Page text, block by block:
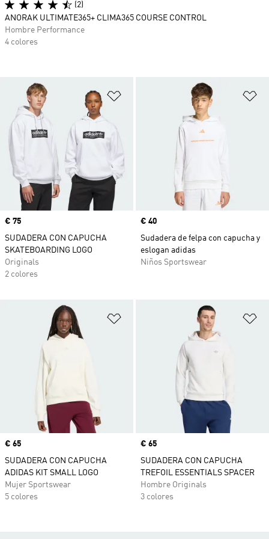
Añadir a la lista de deseos
Precio
€ 75
SUDADERA CON CAPUCHA
SKATEBOARDING LOGO
Originals
2 colores
Precio
€ 40
Sudadera de felpa con capucha y
eslogan adidas
Niños Sportswear
Añadir a la lista de deseos
Precio
€ 65
SUDADERA CON CAPUCHA
ADIDAS KIT SMALL LOGO
Mujer Sportswear
5 colores
Precio
€ 65
SUDADERA CON CAPUCHA
TREFOIL ESSENTIALS SPACER
Hombre Originals
3 colores
(2)
ANORAK ULTIMATE365+ CLIMA365 COURSE CONTROL
Hombre Performance
4 colores